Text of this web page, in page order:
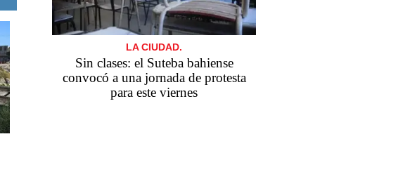
LA CIUDAD.
Sin clases: el Suteba bahiense
convocó a una jornada de protesta
para este viernes